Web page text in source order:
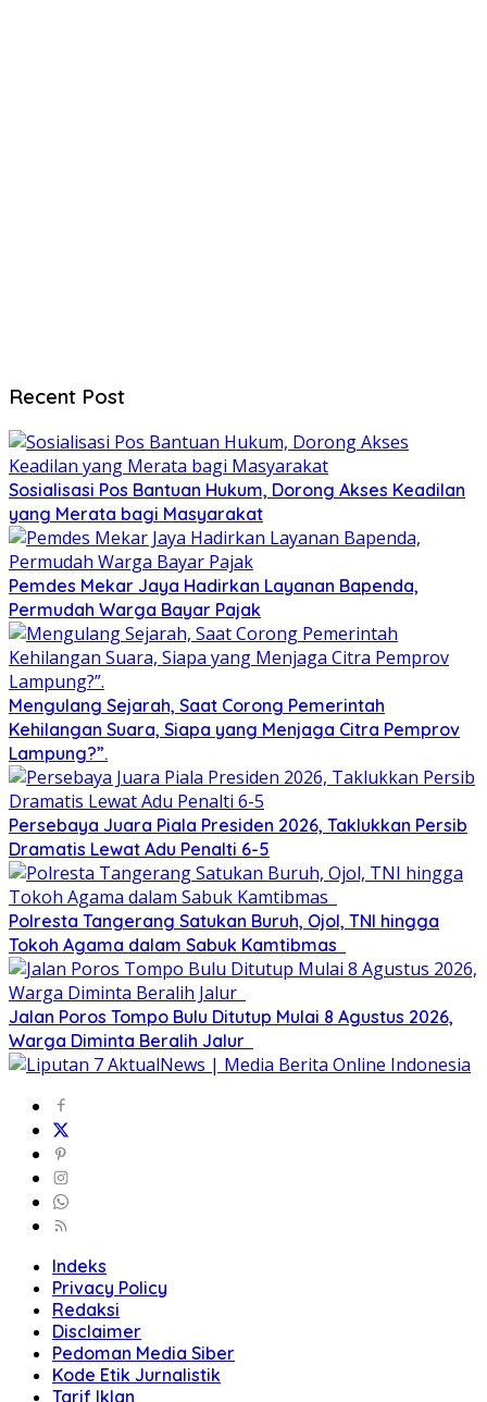
Recent Post
Sosialisasi Pos Bantuan Hukum, Dorong Akses Keadilan
yang Merata bagi Masyarakat
Pemdes Mekar Jaya Hadirkan Layanan Bapenda,
Permudah Warga Bayar Pajak
Mengulang Sejarah, Saat Corong Pemerintah
Kehilangan Suara, Siapa yang Menjaga Citra Pemprov
Lampung?”.
Persebaya Juara Piala Presiden 2026, Taklukkan Persib
Dramatis Lewat Adu Penalti 6-5
Polresta Tangerang Satukan Buruh, Ojol, TNI hingga
Tokoh Agama dalam Sabuk Kamtibmas
Jalan Poros Tompo Bulu Ditutup Mulai 8 Agustus 2026,
Warga Diminta Beralih Jalur
Indeks
Privacy Policy
Redaksi
Disclaimer
Pedoman Media Siber
Kode Etik Jurnalistik
Tarif Iklan